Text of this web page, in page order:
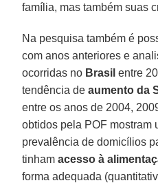
família, mas também suas
Na pesquisa também é
com anos anteriores e
ocorridas no Brasil entre
tendência deaumento da
entre os anos de 2004,
obtidos pela POF mostram
prevalência de domicílios
tinhamacesso à
forma adequada